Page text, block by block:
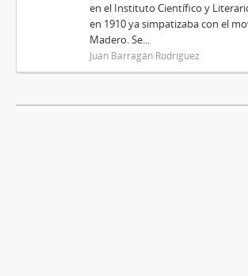
en el Instituto Científico y
en 1910 ya simpatizaba con el
Madero. Se...
Juan Barragán Rodríguez